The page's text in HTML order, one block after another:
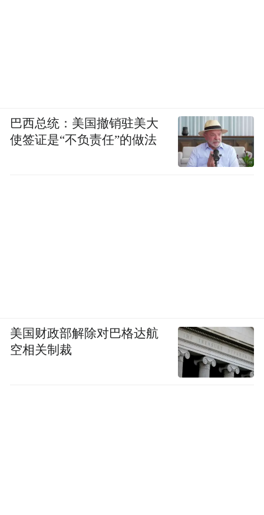
巴西总统：美国撤销驻美大
使签证是“不负责任”的做法
美国财政部解除对巴格达航
空相关制裁